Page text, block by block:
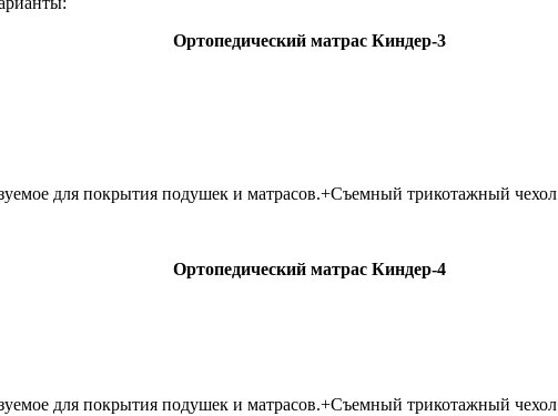
Ортопедический матрас Киндер-3
для покрытия подушек и матрасов.+Съемный трикотажный чехол
Ортопедический матрас Киндер-4
для покрытия подушек и матрасов.+Съемный трикотажный чехол